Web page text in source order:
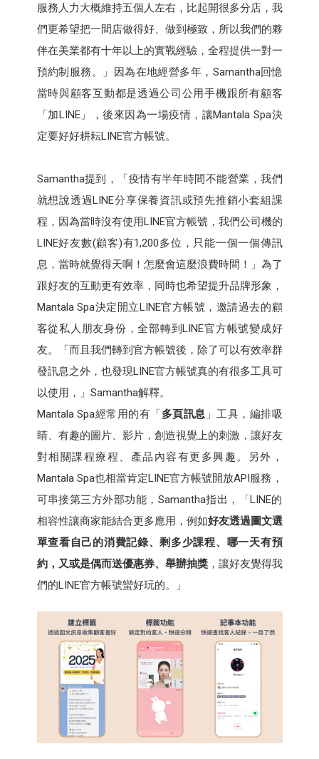
服務人力大概維持五個人左右，比起開很多分店，我
們更希望把一間店做得好、做到極致，所以我們的夥
伴在美業都有十年以上的實戰經驗，全程提供一對一
預約制服務。」因為在地經營多年，Samantha回憶
當時與顧客互動都是透過公司公用手機跟所有顧客
「加LINE」，後來因為一場疫情，讓Mantala Spa決
定要好好耕耘LINE官方帳號。
Samantha提到，「疫情有半年時間不能營業，我們
就想說透過LINE分享保養資訊或預先推銷小套組課
程，因為當時沒有使用LINE官方帳號，我們公司機的
LINE好友數(顧客)有1,200多位，只能一個一個傳訊
息，當時就覺得天啊！怎麼會這麼浪費時間！」為了
跟好友的互動更有效率，同時也希望提升品牌形象，
Mantala Spa決定開立LINE官方帳號，邀請過去的顧
客從私人朋友身份，全部轉到LINE官方帳號變成好
友。「而且我們轉到官方帳號後，除了可以有效率群
發訊息之外，也發現LINE官方帳號真的有很多工具可
以使用，」Samantha解釋。
Mantala Spa經常用的有「多頁訊息 」工具，編排吸
睛、有趣的圖片、影片，創造視覺上的刺激，讓好友
對相關課程療程、產品內容有更多興趣。另外，
Mantala Spa也相當肯定LINE官方帳號開放API服務，
可串接第三方外部功能，Samantha指出，「LINE的
相容性讓商家能結合更多應用，例如好友透過圖文選
單查看自己的消費記錄、剩多少課程、哪一天有預
約，又或是偶而送優惠券、舉辦抽獎，讓好友覺得我
們的LINE官方帳號蠻好玩的。」